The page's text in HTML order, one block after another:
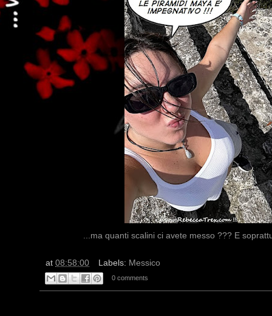
...ma quanti scalini ci avete messo ??? E
at 08:58:00 Labels: Messico
0 comments